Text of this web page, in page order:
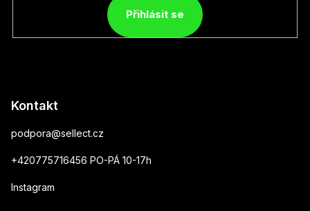
Přihlásit se
Kontakt
podpora@sellect.cz
+420775716456 PO-PÁ 10-17h
Instagram